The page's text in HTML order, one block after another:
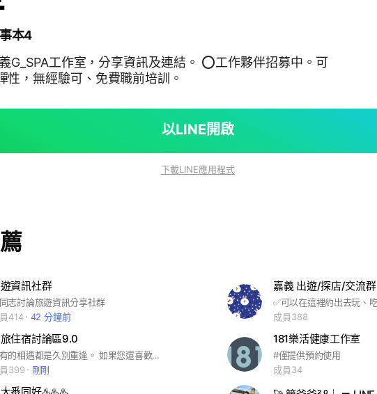
本4
G_SPA工作室，分享資訊及連結。 ⭕️工作夥伴招募中。可
性，無經驗可、免費職前培訓。
以LINE開啟
下載LINE應用程式
資訊社群
志討論旅遊資訊分享社群
414
42 分鐘前
嘉義 出遊/探店/交流群
成員388
住宿討論區9.0
所有的相遇都是久別重逢。 如果您還喜歡這裡，歡迎您的加入！
399
剛剛
181樂活健康工作室
#僅提供預約使用
成員34